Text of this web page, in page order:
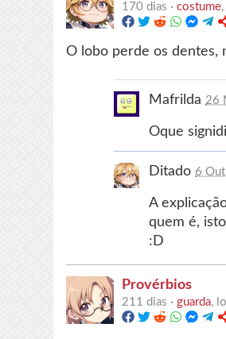
170 dias ·costume
O lobo perde os dentes,
Mafrilda 26
Oque
Ditado 6
A
quem é,
:D
Provérbios
211 dias ·guarda,